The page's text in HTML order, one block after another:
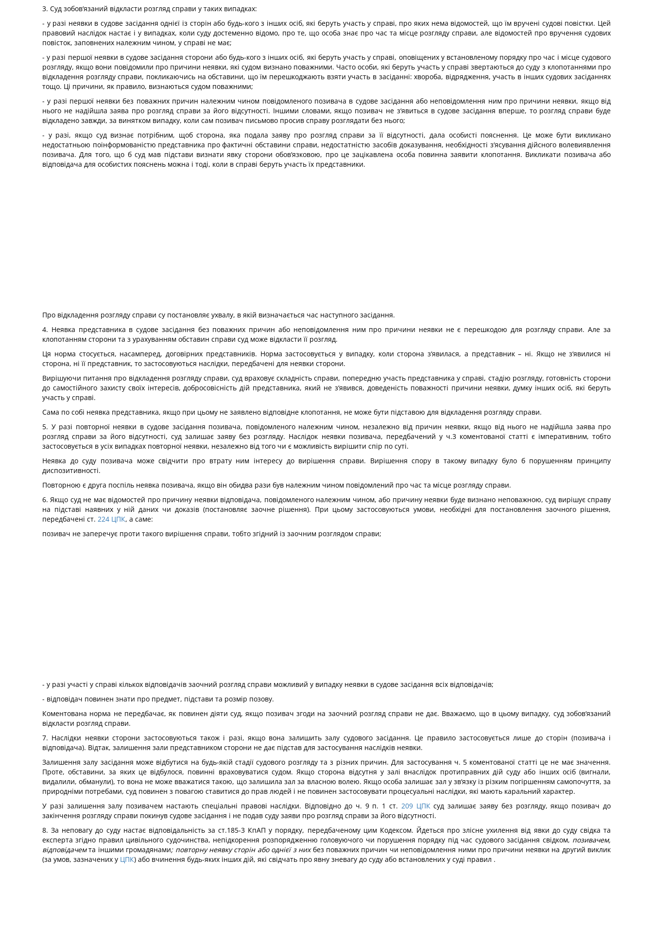
3. Суд зобов‘язаний відкласти розгляд справи у таких випадках:
- у разі неявки в судове засідання однієї із сторін або будь-кого з інших осіб, які беруть участь у справі, про яких нема відомостей, що їм вручені судові повістки. Цей
правовий наслідок настає і у випадках, коли суду достеменно відомо, про те, що особа знає про час та місце розгляду справи, але відомостей про вручення судових
повісток, заповнених належним чином, у справі не має;
- у разі першої неявки в судове засідання сторони або будь-кого з інших осіб, які беруть участь у справі, оповіщених у встановленому порядку про час і місце судового
розгляду, якщо вони повідомили про причини неявки, які судом визнано поважними. Часто особи, які беруть участь у справі звертаються до суду з клопотаннями про
відкладення розгляду справи, покликаючись на обставини, що їм перешкоджають взяти участь в засіданні: хвороба, відрядження, участь в інших судових засіданнях
тощо. Ці причини, як правило, визнаються судом поважними;
- у разі першої неявки без поважних причин належним чином повідомленого позивача в судове засідання або неповідомлення ним про причини неявки, якщо від
нього не надійшла заява про розгляд справи за його відсутності. Іншими словами, якщо позивач не з‘явиться в судове засідання вперше, то розгляд справи буде
відкладено завжди, за винятком випадку, коли сам позивач письмово просив справу розглядати без нього;
- у разі, якщо суд визнає потрібним, щоб сторона, яка подала заяву про розгляд справи за її відсутності, дала особисті пояснення. Це може бути викликано
недостатньою поінформованістю представника про фактичні обставини справи, недостатністю засобів доказування, необхідності з‘ясування дійсного волевиявлення
позивача. Для того, що б суд мав підстави визнати явку сторони обов‘язковою, про це зацікавлена особа повинна заявити клопотання. Викликати позивача або
відповідача для особистих пояснень можна і тоді, коли в справі беруть участь їх представники.
Про відкладення розгляду справи су постановляє ухвалу, в якій визначається час наступного засідання.
4. Неявка представника в судове засідання без поважних причин або неповідомлення ним про причини неявки не є перешкодою для розгляду справи. Але за
клопотанням сторони та з урахуванням обставин справи суд може відкласти її розгляд.
Ця норма стосується, насамперед, договірних представників. Норма застосовується у випадку, коли сторона з‘явилася, а представник – ні. Якщо не з‘явилися ні
сторона, ні її представник, то застосовуються наслідки, передбачені для неявки сторони.
Вирішуючи питання про відкладення розгляду справи, суд враховує складність справи, попередню участь представника у справі, стадію розгляду, готовність сторони
до самостійного захисту своїх інтересів, добросовісність дій представника, який не з‘явився, доведеність поважності причини неявки, думку інших осіб, які беруть
участь у справі.
Сама по собі неявка представника, якщо при цьому не заявлено відповідне клопотання, не може бути підставою для відкладення розгляду справи.
5. У разі повторної неявки в судове засідання позивача, повідомленого належним чином, незалежно від причин неявки, якщо від нього не надійшла заява про
розгляд справи за його відсутності, суд залишає заяву без розгляду. Наслідок неявки позивача, передбачений у ч.3 коментованої статті є імперативним, тобто
застосовується в усіх випадках повторної неявки, незалежно від того чи є можливість вирішити спір по суті.
Неявка до суду позивача може свідчити про втрату ним інтересу до вирішення справи. Вирішення спору в такому випадку було б порушенням принципу
диспозитивності.
Повторною є друга поспіль неявка позивача, якщо він обидва рази був належним чином повідомлений про час та місце розгляду справи.
6. Якщо суд не має відомостей про причину неявки відповідача, повідомленого належним чином, або причину неявки буде визнано неповажною, суд вирішує справу
на підставі наявних у ній даних чи доказів (постановляє заочне рішення). При цьому застосовуються умови, необхідні для постановлення заочного рішення,
передбачені ст. 224 ЦПК, а саме:
позивач не заперечує проти такого вирішення справи, тобто згідний із заочним розглядом справи;
- у разі участі у справі кількох відповідачів заочний розгляд справи можливий у випадку неявки в судове засідання всіх відповідачів;
- відповідач повинен знати про предмет, підстави та розмір позову.
Коментована норма не передбачає, як повинен діяти суд, якщо позивач згоди на заочний розгляд справи не дає. Вважаємо, що в цьому випадку, суд зобов‘язаний
відкласти розгляд справи.
7. Наслідки неявки сторони застосовуються також і разі, якщо вона залишить залу судового засідання. Це правило застосовується лише до сторін (позивача і
відповідача). Відтак, залишення зали представником сторони не дає підстав для застосування наслідків неявки.
Залишення залу засідання може відбутися на будь-якій стадії судового розгляду та з різних причин. Для застосування ч. 5 коментованої статті це не має значення.
Проте, обставини, за яких це відбулося, повинні враховуватися судом. Якщо сторона відсутня у залі внаслідок протиправних дій суду або інших осіб (вигнали,
видалили, обманули), то вона не може вважатися такою, що залишила зал за власною волею. Якщо особа залишає зал у зв‘язку із різким погіршенням самопочуття, за
природніми потребами, суд повинен з повагою ставитися до прав людей і не повинен застосовувати процесуальні наслідки, які мають каральний характер.
У разі залишення залу позивачем настають спеціальні правові наслідки. Відповідно до ч. 9 п. 1 ст. 209 ЦПКсуд залишає заяву без розгляду, якщо позивач до
закінчення розгляду справи покинув судове засідання і не подав суду заяви про розгляд справи за його відсутності.
8. За неповагу до суду настає відповідальність за ст.185-3 КпАП у порядку, передбаченому цим Кодексом. Йдеться про злісне ухилення від явки до суду свідка та
експерта згідно правил цивільного судочинства, непідкорення розпорядженню головуючого чи порушення порядку під час судового засідання свідком, позивачем,
відповідачемта іншими громадянами; повторну неявку сторін або однієї з нихбез поважних причин чи неповідомлення ними про причини неявки на другий виклик
(за умов, зазначених у ЦПК) або вчинення будь-яких інших дій, які свідчать про явну зневагу до суду або встановлених у суді правил .